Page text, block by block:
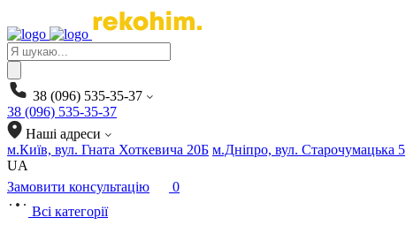
Products
search
38 (096) 535-35-37
38 (096) 535-35-37
Наші адреси
м.Київ, вул. Гната Хоткевича 20Б м.Дніпро, вул. Старочумацька 5
UA
Замовити консультацію
0
Всі категорії